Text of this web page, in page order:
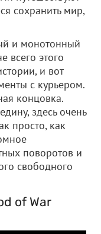
сохранить мир,
и монотонный
всего этого
и вот
с курьером.
концовка.
здесь очень
просто, как
поворотов и
свободного
of War